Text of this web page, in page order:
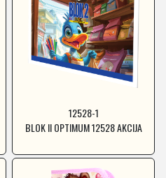
12528-1
BLOK II OPTIMUM 12528 AKCIJA